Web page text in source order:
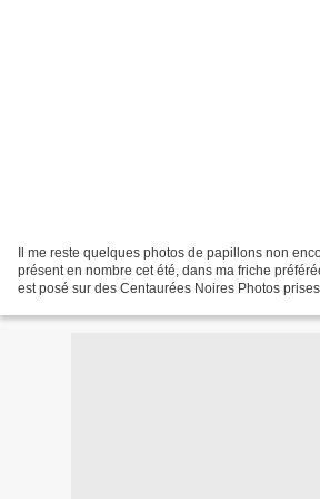
Il me reste quelques photos de papillons non
présent en nombre cet été, dans ma friche
est posé sur des Centaurées Noires Photos